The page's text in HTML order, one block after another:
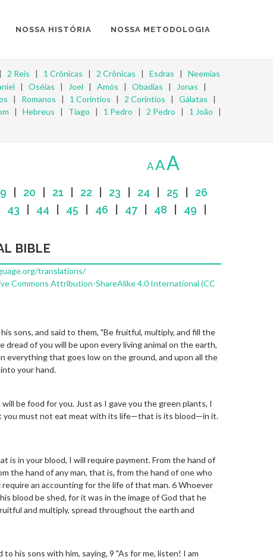
NOSSA HISTÓRIA NOSSA METODOLOGIA
2 Reis | 1 Crônicas | 2 Crônicas | Esdras | Neemias
| Oséias | Joel | Amós | Obadias | Jonas |
| Romanos | 1 Coríntios | 2 Coríntios | Gálatas |
| Hebreus | Tiago | 1 Pedro | 2 Pedro | 1 João |
AAA
20 21 22 23 24 25
26
43 44 45 46 47| 48 49
BIBLE
translations/
Commons Attribution-ShareAlike 4.0 International (CC
sons, and said to them, "Be fruitful, multiply, and fill the
dread of you will be upon every living animal on the earth,
everything that goes low on the ground, and upon all the
your hand.
be food for you. Just as I gave you the green plants, I
you must not eat meat with its life—that is its blood—in it.
is in your blood, I will require payment. From the hand of
the hand of any man, that is, from the hand of one who
an accounting for the life of that man. 6 Whoever
blood be shed, for it was in the image of God that he
and multiply, spread throughout the earth and
his sons with him, saying, 9 "As for me, listen! I am